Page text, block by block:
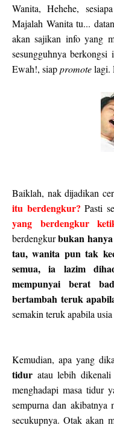
Wanita, Hehehe,
Majalah Wanita tu...
akan sajikan info yang
sesungguhnya
Ewah!, siappromotelagi.
Baiklah, nak dijadikan
itu berdengkur? Pasti
yang berdengkur
berdengkurbukan
tau, wanita pun tak
semua, ia lazim
mempunyai berat
bertambah teruk
semakin teruk apabila
Kemudian, apa yang
tidur atau lebih
menghadapi masa tidur
sempurna dan akibatnya
secukupnya. Otak akan